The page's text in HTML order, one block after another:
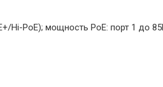
Hi-PoE); мощность PoE: порт 1 до